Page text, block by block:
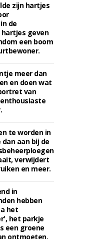
zijn hartjes
de
geven
een boom
meer dan
en doen wat
van
te worden in
aan bij de
verwijdert
en meer.
in
hebben
het
het parkje
een groene
ontmoeten.